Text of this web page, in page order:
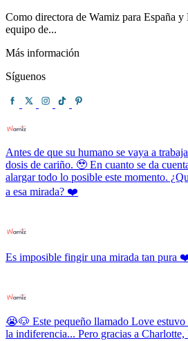
Como directora de Wamiz para España
equipo de...
Más información
Síguenos
Antes de que su humano se vaya a
dosis de cariño. 🥹 En cuanto se da
alargar todo lo posible este momento.
a esa mirada? ❤️
Es imposible fingir una mirada tan pura
😭🐶 Este pequeño llamado Love estuvo
la indiferencia... Pero gracias a Charlotte,